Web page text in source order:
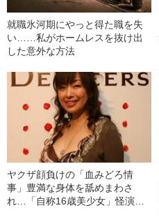
就職氷河期にやっと得た職を失
い……私がホームレスを抜け出
した意外な方法
ヤクザ顔負けの「血みどろ情
事」豊満な身体を舐めまわさ
れ…「自称16歳美少女」怪演